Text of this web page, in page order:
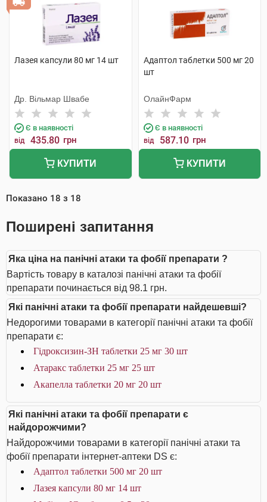
Лазея капсули 80 мг 14 шт
Др. Вільмар Швабе
Є в наявності
від 435.80 грн
КУПИТИ
Адаптол таблетки 500 мг 20
шт
ОлайнФарм
Є в наявності
від 587.10 грн
КУПИТИ
Показано 18 з 18
Поширені запитання
Яка ціна на панічні атаки та фобії препарати ?
Вартість товару в каталозі панічні атаки та фобії
препарати починається від 98.1 грн.
Які панічні атаки та фобії препарати найдешевші?
Недорогими товарами в категорії панічні атаки та фобії
препарати є:
Гідроксизин-ЗН таблетки 25 мг 30 шт
Атаракс таблетки 25 мг 25 шт
Акапелла таблетки 20 мг 20 шт
Які панічні атаки та фобії препарати є
найдорожчими?
Найдорожчими товарами в категорії панічні атаки та
фобії препарати інтернет-аптеки DS є:
Адаптол таблетки 500 мг 20 шт
Лазея капсули 80 мг 14 шт